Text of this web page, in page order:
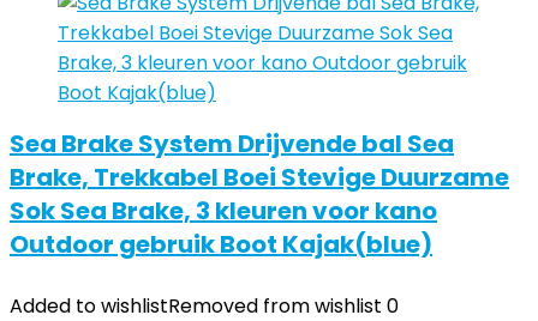
Sea Brake System Drijvende bal Sea
Brake, Trekkabel Boei Stevige Duurzame
Sok Sea Brake, 3 kleuren voor kano
Outdoor gebruik Boot Kajak(blue)
Added to wishlistRemoved from wishlist 0